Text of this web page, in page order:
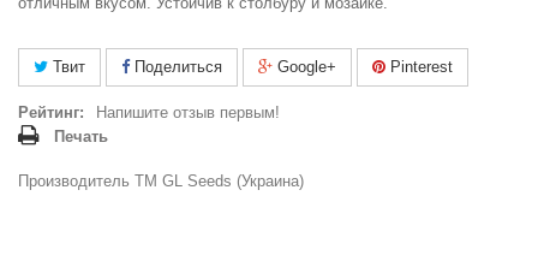
Твит Поделиться Google+ Pinterest
Рейтинг:
Напишите отзыв первым!
Печать
Производитель ТМ GL Seeds (Украина)